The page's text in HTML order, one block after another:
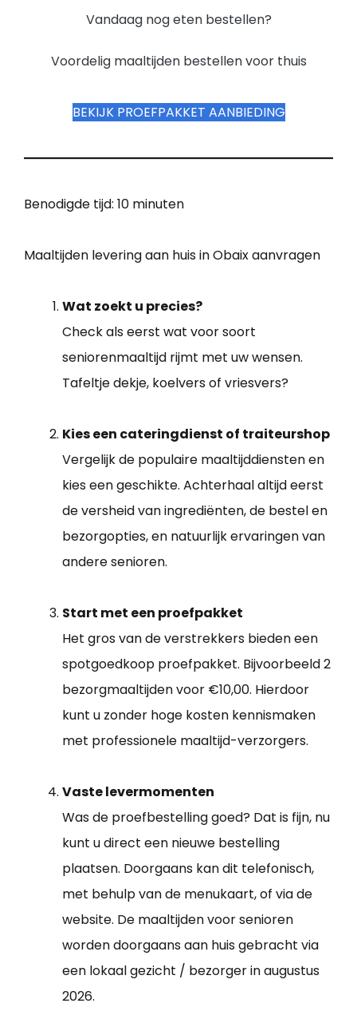
Vandaag nog eten bestellen?
Voordelig maaltijden bestellen voor thuis
BEKIJK PROEFPAKKET AANBIEDING
Benodigde tijd: 10 minuten
Maaltijden levering aan huis in Obaix aanvragen
Wat zoekt u precies?
Check als eerst wat voor soort
seniorenmaaltijd rijmt met uw wensen.
Tafeltje dekje, koelvers of vriesvers?
Kies een cateringdienst of traiteurshop
Vergelijk de populaire maaltijddiensten en
kies een geschikte. Achterhaal altijd eerst
de versheid van ingrediënten, de bestel en
bezorgopties, en natuurlijk ervaringen van
andere senioren.
Start met een proefpakket
Het gros van de verstrekkers bieden een
spotgoedkoop proefpakket. Bijvoorbeeld 2
bezorgmaaltijden voor €10,00. Hierdoor
kunt u zonder hoge kosten kennismaken
met professionele maaltijd-verzorgers.
Vaste levermomenten
Was de proefbestelling goed? Dat is fijn, nu
kunt u direct een nieuwe bestelling
plaatsen. Doorgaans kan dit telefonisch,
met behulp van de menukaart, of via de
website. De maaltijden voor senioren
worden doorgaans aan huis gebracht via
een lokaal gezicht / bezorger in augustus
2026.